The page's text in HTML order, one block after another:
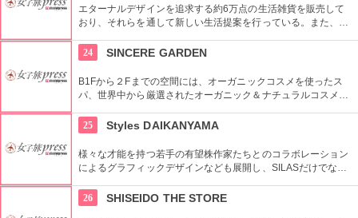
エターナルデザインを追求する約6万点の生活雑貨を販売して
おり、それらを通して新しい生活提案を行っている。また、買
利用もおすすめ。
24 SINCERE GARDEN
B1Fから２Fまでの空間には、オーガニックコスメを使ったス
パ、世界中から厳選されたオーガニック＆ナチュラルコスメを
り、心も体もリフレッシュできます。
25 Styles DAIKANYAMA
様々な才能を持つ若手の有望株作家たちとのコラボレーション
によるグラフィックデザインなども展開し、SILASだけでな
26
SHISEIDO THE STORE